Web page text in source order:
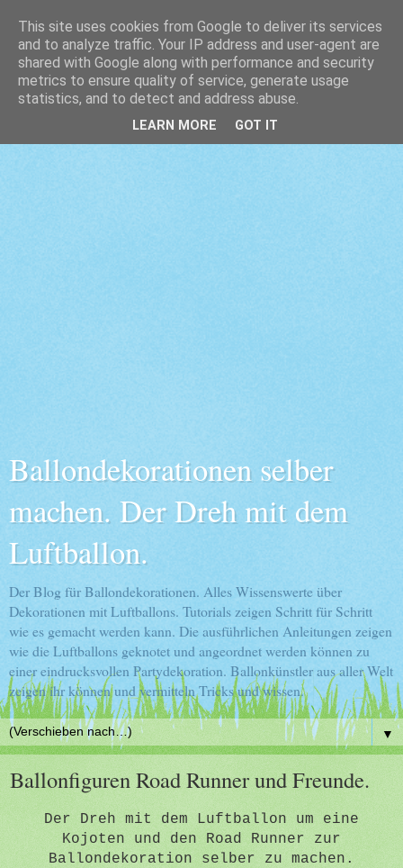
Ballondekorationen selber
machen. Der Dreh mit dem
Luftballon.
Der Blog für Ballondekorationen. Alles Wissenswerte über
Dekorationen mit Luftballons. Tutorials zeigen Schritt für Schritt
wie es gemacht werden kann. Die ausführlichen Anleitungen zeigen
wie die Luftballons geknotet und angeordnet werden können zu
einer eindrucksvollen Partydekoration. Ballonkünstler aus aller Welt
zeigen ihr können und vermitteln Tricks und wissen.
▼
Ballonfiguren Road Runner und Freunde.
Der Dreh mit dem Luftballon um eine
Kojoten und den Road Runner zur
Ballondekoration selber zu machen.
This site uses cookies from Google to deliver its services
and to analyze traffic. Your IP address and user-agent are
shared with Google along with performance and security
metrics to ensure quality of service, generate usage
statistics, and to detect and address abuse.
LEARN MORE GOT IT